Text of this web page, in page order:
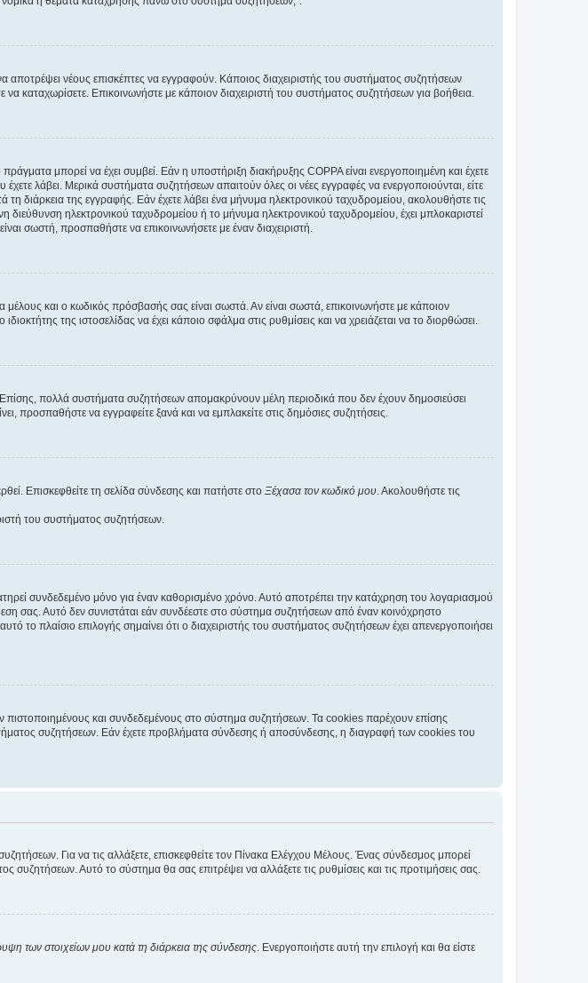
αποτρέψει νέους επισκέπτες να εγγραφούν. Κάποιος διαχειριστής του συστήματος συζητήσεων
καταχωρίσετε. Επικοινωνήστε με κάποιον διαχειριστή του συστήματος συζητήσεων για βοήθεια.
μπορεί να έχει συμβεί. Εάν η υποστήριξη διακήρυξης COPPA είναι ενεργοποιημένη και έχετε
λάβει. Μερικά συστήματα συζητήσεων απαιτούν όλες οι νέες εγγραφές να ενεργοποιούνται, είτε
διάρκεια της εγγραφής. Εάν έχετε λάβει ένα μήνυμα ηλεκτρονικού ταχυδρομείου, ακολουθήστε τις
ηλεκτρονικού ταχυδρομείου ή το μήνυμα ηλεκτρονικού ταχυδρομείου, έχει μπλοκαριστεί
σωστή, προσπαθήστε να επικοινωνήσετε με έναν διαχειριστή.
και ο κωδικός πρόσβασής σας είναι σωστά. Αν είναι σωστά, επικοινωνήστε με κάποιον
της ιστοσελίδας να έχει κάποιο σφάλμα στις ρυθμίσεις και να χρειάζεται να το διορθώσει.
πολλά συστήματα συζητήσεων απομακρύνουν μέλη περιοδικά που δεν έχουν δημοσιεύσει
προσπαθήστε να εγγραφείτε ξανά και να εμπλακείτε στις δημόσιες συζητήσεις.
Επισκεφθείτε τη σελίδα σύνδεσης και πατήστε στο Ξέχασα τον κωδικό μου. Ακολουθήστε τις
του συστήματος συζητήσεων.
συνδεδεμένο μόνο για έναν καθορισμένο χρόνο. Αυτό αποτρέπει την κατάχρηση του λογαριασμού
σας. Αυτό δεν συνιστάται εάν συνδέεστε στο σύστημα συζητήσεων από έναν κοινόχρηστο
πλαίσιο επιλογής σημαίνει ότι ο διαχειριστής του συστήματος συζητήσεων έχει απενεργοποιήσει
και συνδεδεμένους στο σύστημα συζητήσεων. Τα cookies παρέχουν επίσης
συζητήσεων. Εάν έχετε προβλήματα σύνδεσης ή αποσύνδεσης, η διαγραφή των cookies του
Για να τις αλλάξετε, επισκεφθείτε τον Πίνακα Ελέγχου Μέλους. Ένας σύνδεσμος μπορεί
Αυτό το σύστημα θα σας επιτρέψει να αλλάξετε τις ρυθμίσεις και τις προτιμήσεις σας.
των στοιχείων μου κατά τη διάρκεια της σύνδεσης. Ενεργοποιήστε αυτή την επιλογή και θα είστε